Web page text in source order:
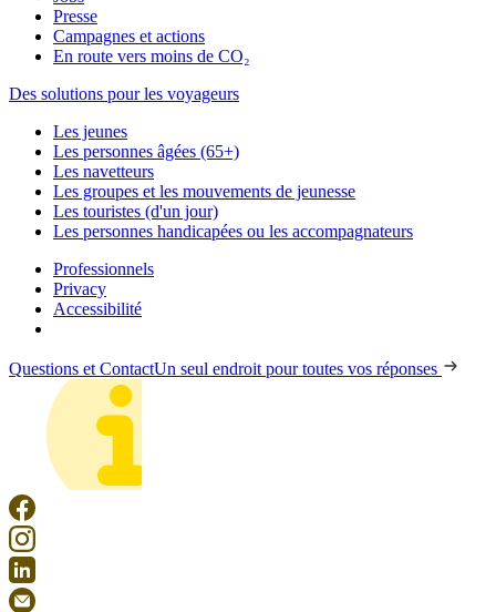
Presse
Campagnes et actions
En route vers moins de CO₂
Des solutions pour les voyageurs
Les jeunes
Les personnes âgées (65+)
Les navetteurs
Les groupes et les mouvements de jeunesse
Les touristes (d'un jour)
Les personnes handicapées ou les accompagnateurs
Professionnels
Privacy
Accessibilité
Questions et ContactUn seul endroit pour toutes vos réponses